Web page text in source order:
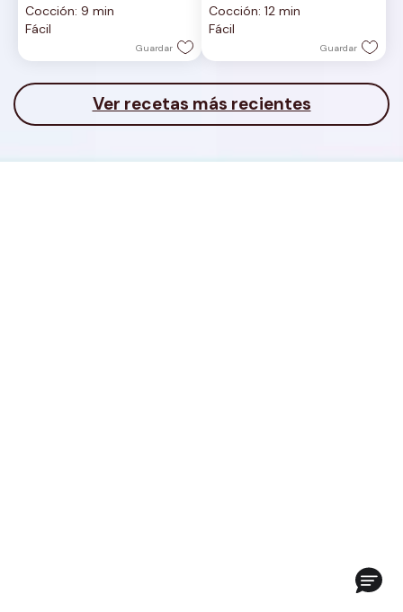
5
estrellas.
Cocción: 9 min
Fácil
Guardar
5
estrellas.
Cocción: 12 min
Fácil
Guardar
Ver recetas más recientes